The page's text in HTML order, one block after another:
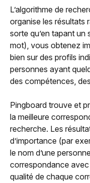
L’algorithme de
organise les résultats
sorte qu’en tapant un
mot), vous obtenez
bien sur des profils
personnes ayant
des compétences,
Pingboard trouve et
la meilleure
recherche. Les
d’importance (par
le nom d’une
correspondance
qualité de chaque